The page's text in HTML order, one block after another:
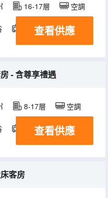
16-17層 空調
電視機 冰箱
查看供應
- 含尊享禮遇
8-17層 空調
電視機 冰箱
查看供應
客房